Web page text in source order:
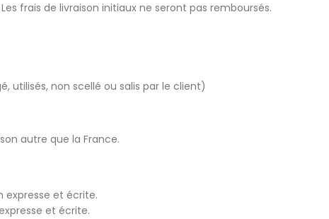
frais de livraison initiaux ne seront pas remboursés.
utilisés, non scellé ou salis par le client)
autre que la France.
expresse et écrite.
et écrite.